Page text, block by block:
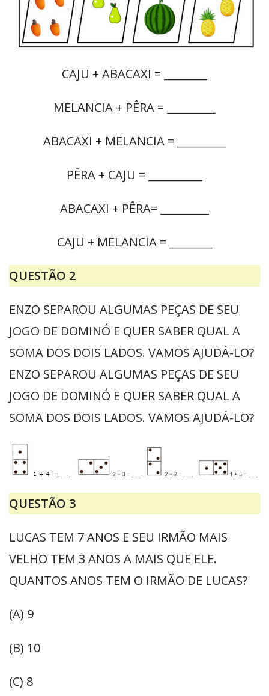
CAJU + ABACAXI = ________
MELANCIA + PÊRA = _________
ABACAXI + MELANCIA = _________
PÊRA + CAJU = __________
ABACAXI + PÊRA= _________
CAJU + MELANCIA = ________
QUESTÃO 2
ENZO SEPAROU ALGUMAS PEÇAS DE SEU
JOGO DE DOMINÓ E QUER SABER QUAL A
SOMA DOS DOIS LADOS. VAMOS AJUDÁ-LO?
ENZO SEPAROU ALGUMAS PEÇAS DE SEU
JOGO DE DOMINÓ E QUER SABER QUAL A
SOMA DOS DOIS LADOS. VAMOS AJUDÁ-LO?
QUESTÃO 3
LUCAS TEM 7 ANOS E SEU IRMÃO MAIS
VELHO TEM 3 ANOS A MAIS QUE ELE.
QUANTOS ANOS TEM O IRMÃO DE LUCAS?
(A) 9
(B) 10
(C) 8